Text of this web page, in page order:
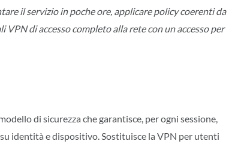
il servizio in poche ore, applicare policy coerenti da
di accesso completo alla rete con un accesso per
di sicurezza che garantisce, per ogni sessione,
identità e dispositivo. Sostituisce la VPN per utenti